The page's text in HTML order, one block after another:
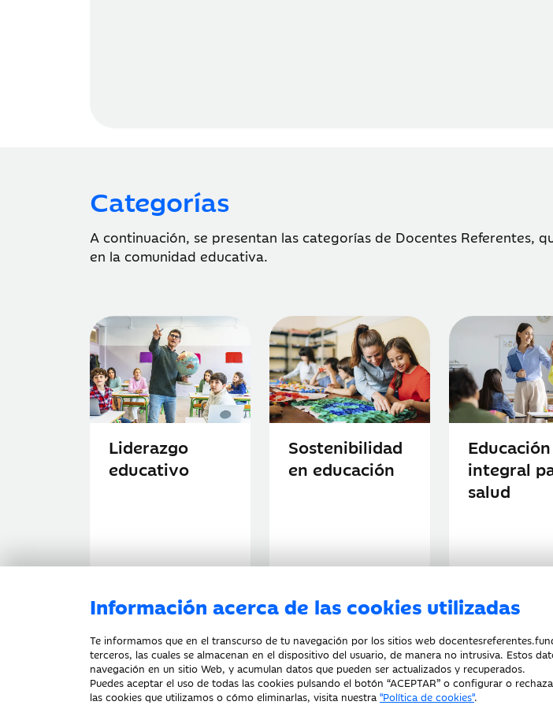
Información acerca de las cookies utilizadas
Te informamos que en el transcurso de tu navegación por los sitios web
terceros, las cuales se almacenan en el dispositivo del usuario, de manera no intrusiva. Estos
navegación en un sitio Web, y acumulan datos que pueden ser actualizados y recuperados.
Puedes aceptar el uso de todas las cookies pulsando el botón “ACEPTAR” o configurar o
las cookies que utilizamos o cómo eliminarlas, visita nuestra "Política de cookies".
Categorías
A continuación, se presentan las categorías de Docentes Referentes,
en la comunidad educativa.
Liderazgo
educativo
Sostenibilidad
en educación
Educación
integral
salud
Sala de prensaAccesibilidadAviso legalPolítica